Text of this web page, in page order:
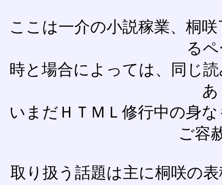
ここは一介の小説稼業、桐
る
時と場合によっては、同じ
いまだＨＴＭＬ修行中の身
ご容
取り扱う話題は主に桐咲の